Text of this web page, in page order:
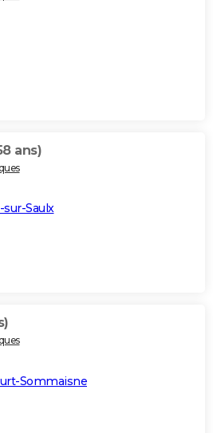
ans)
Saulx
Sommaisne